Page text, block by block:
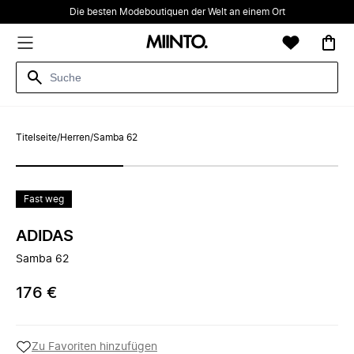
Die besten Modeboutiquen der Welt an einem Ort
Titelseite/Herren/Samba 62
Fast weg
ADIDAS
Samba 62
176 €
Zu Favoriten hinzufügen